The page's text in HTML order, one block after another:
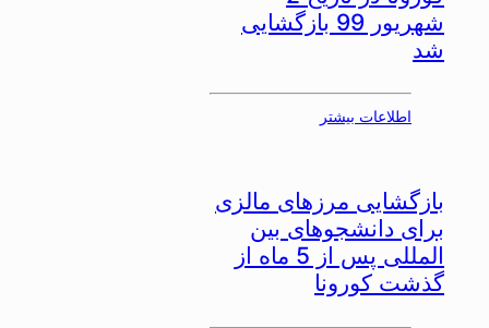
شهریور 99 بازگشایی
شد
اطلاعات بیشتر
بازگشایی مرزهای مالزی
برای دانشجوهای بین
المللی پس از 5 ماه از
گذشت کورونا